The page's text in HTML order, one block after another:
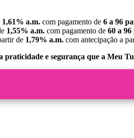
1,61% a.m. com pagamento de 6 a 96
1,55% a.m. com pagamento de 60 a 96
de 1,79% a.m. com antecipação a
e segurança que a Meu